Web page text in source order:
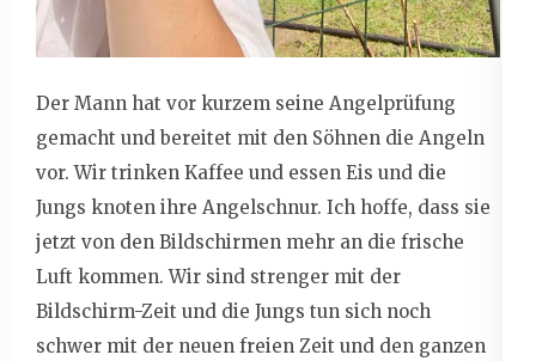
Der Mann hat vor kurzem seine Angelprüfung
gemacht und bereitet mit den Söhnen die Angeln
vor. Wir trinken Kaffee und essen Eis und die
Jungs knoten ihre Angelschnur. Ich hoffe, dass sie
jetzt von den Bildschirmen mehr an die frische
Luft kommen. Wir sind strenger mit der
Bildschirm-Zeit und die Jungs tun sich noch
schwer mit der neuen freien Zeit und den ganzen